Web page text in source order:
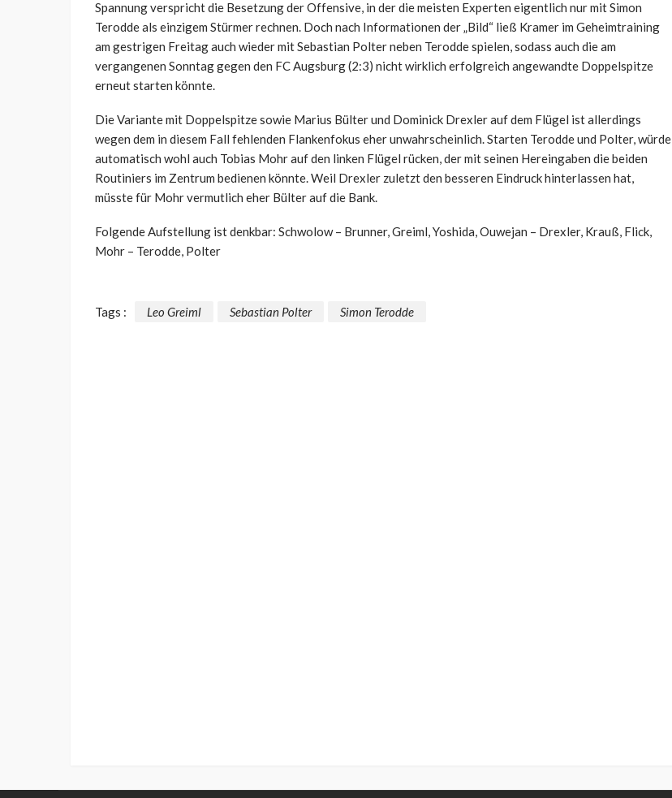
Spannung verspricht die Besetzung der Offensive, in der die meisten Experten eigentlich nur mit Simon
Terodde als einzigem Stürmer rechnen. Doch nach Informationen der „Bild“ ließ Kramer im Geheimtraining
am gestrigen Freitag auch wieder mit Sebastian Polter neben Terodde spielen, sodass auch die am
vergangenen Sonntag gegen den FC Augsburg (2:3) nicht wirklich erfolgreich angewandte Doppelspitze
erneut starten könnte.
Die Variante mit Doppelspitze sowie Marius Bülter und Dominick Drexler auf dem Flügel ist allerdings
wegen dem in diesem Fall fehlenden Flankenfokus eher unwahrscheinlich. Starten Terodde und Polter, würde
automatisch wohl auch Tobias Mohr auf den linken Flügel rücken, der mit seinen Hereingaben die beiden
Routiniers im Zentrum bedienen könnte. Weil Drexler zuletzt den besseren Eindruck hinterlassen hat,
müsste für Mohr vermutlich eher Bülter auf die Bank.
Folgende Aufstellung ist denkbar: Schwolow – Brunner, Greiml, Yoshida, Ouwejan – Drexler, Krauß, Flick,
Mohr – Terodde, Polter
Tags : Leo Greiml Sebastian Polter Simon Terodde